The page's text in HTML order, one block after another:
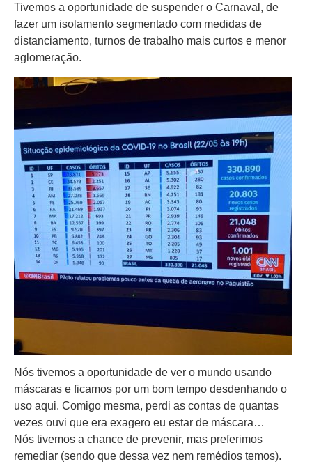
Tivemos a oportunidade de suspender o Carnaval, de
fazer um isolamento segmentado com medidas de
distanciamento, turnos de trabalho mais curtos e menor
aglomeração.
Nós tivemos a oportunidade de ver o mundo usando
máscaras e ficamos por um bom tempo desdenhando o
uso aqui. Comigo mesma, perdi as contas de quantas
vezes ouvi que era exagero eu estar de máscara…
Nós tivemos a chance de prevenir, mas preferimos
remediar (sendo que dessa vez nem remédios temos).